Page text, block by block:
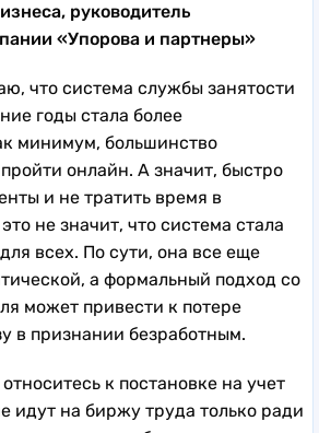
руководитель
«Упорова и партнеры»
что система службы занятости
годы стала более
минимум, большинство
онлайн. А значит, быстро
и не тратить время в
не значит, что система стала
всех. По сути, она все еще
а формальный подход со
может привести к потере
в признании безработным.
к постановке на учет
идут на биржу труда только ради